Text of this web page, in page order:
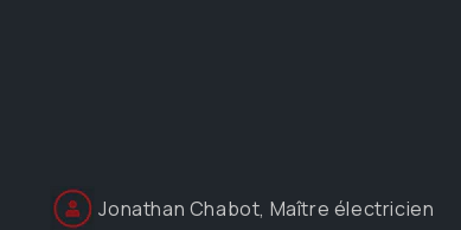
Jonathan Chabot, Maître électricien